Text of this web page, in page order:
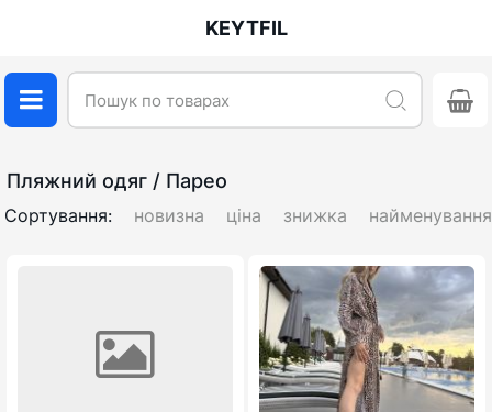
KEYTFIL
Пляжний одяг / Парео
Сортування: новизна ціна знижка